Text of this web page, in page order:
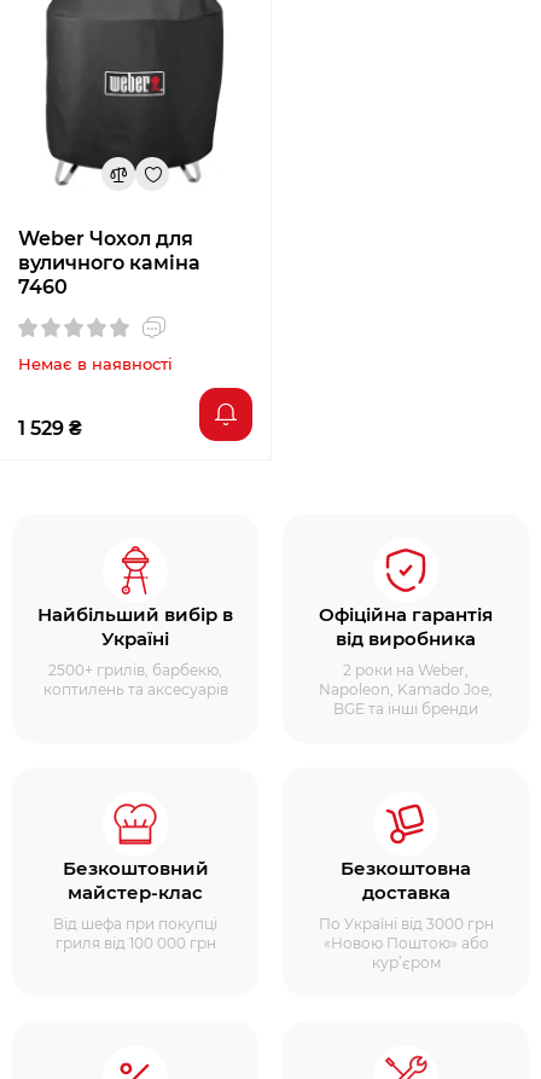
Weber Чохол для
вуличного каміна
7460
Немає в наявності
1 529 ₴
Найбільший вибір в
Україні
2500+ грилів, барбекю,
коптилень та аксесуарів
Офіційна гарантія
від виробника
2 роки на Weber,
Napoleon, Kamado Joe,
BGE та інші бренди
Безкоштовний
майстер-клас
Від шефа при покупці
гриля від 100 000 грн
Безкоштовна
доставка
По Україні від 3000 грн
«Новою Поштою» або
кур’єром